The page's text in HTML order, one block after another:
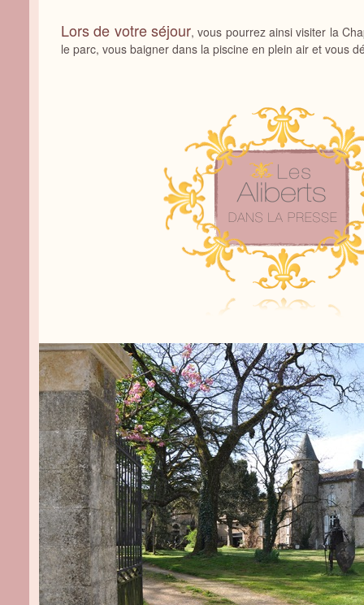
Lors de votre séjour, vous pourrez ainsi visiter la
le parc, vous baigner dans la piscine en plein air et vous